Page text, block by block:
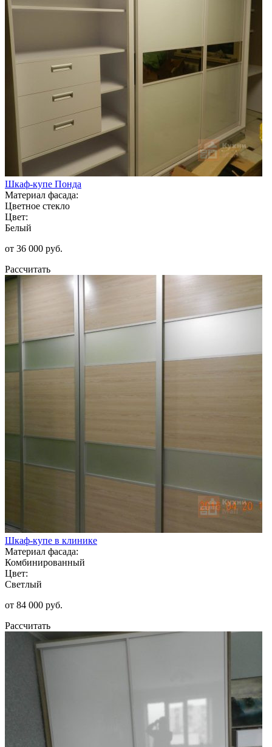
Шкаф-купе Понда
Материал фасада:
Цветное стекло
Цвет:
Белый
от 36 000 руб.
Рассчитать
Шкаф-купе в клинике
Материал фасада:
Комбинированный
Цвет:
Светлый
от 84 000 руб.
Рассчитать